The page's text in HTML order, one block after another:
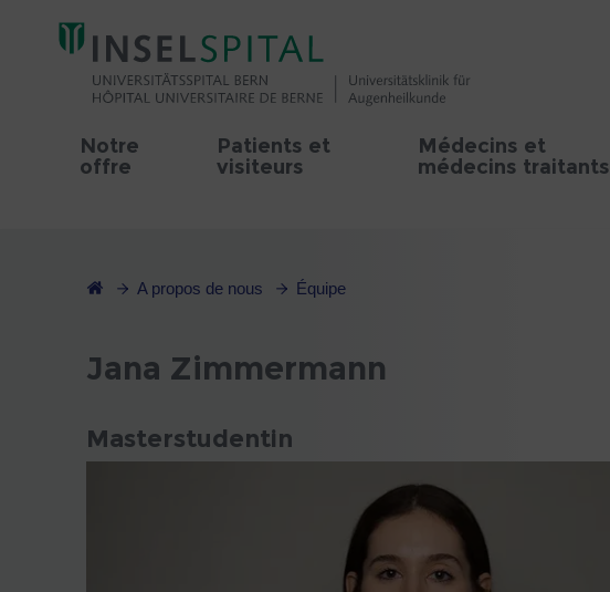
Notre
offre
Patients et
visiteurs
Médecins et
médecins traitants
A propos de nous Équipe
Jana Zimmermann
Masterstudentin